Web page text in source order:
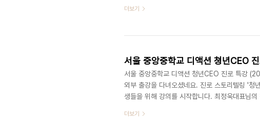
되었습니다. 디액션스쿨 바로가기 ▷ http://
여 (문의) 070 8748 1031 /
더보기
서울 중앙중학교 디액션 쳥년CEO
서울 중앙중학교 디액션 청년CEO 진로 특강
외부 출강을 다녀오셨네요. 진로 스토리텔링 '청
생들을 위해 강의를 시작합니다. 최정욱대표님
생각하는 시간이 된거 같네요.(위) 디액션스쿨
더보기